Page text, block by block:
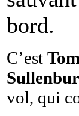
bord.
C’est
vol, qui